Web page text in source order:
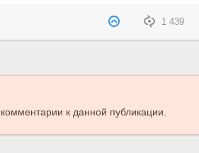
1 439
комментарии к данной публикации.